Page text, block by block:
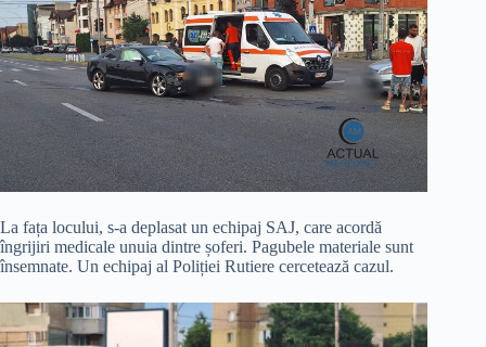
La fața locului, s-a deplasat un echipaj SAJ, care acordă
îngrijiri medicale unuia dintre șoferi. Pagubele materiale sunt
însemnate. Un echipaj al Poliției Rutiere cercetează cazul.